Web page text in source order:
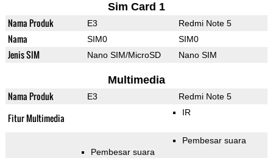
Sim Card 1
Nama Produk E3 Redmi Note 5
Nama SIM0 SIM0
Jenis SIM Nano SIM/MicroSD Nano SIM
Multimedia
Nama Produk E3 Redmi Note 5
Fitur Multimedia IR
Pembesar suara
Pembesar suara